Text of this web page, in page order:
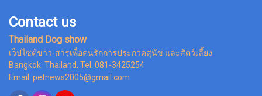
Contact us
Thailand Dog show
เว็ปไซต์ข่าว-สารเพื่อคนรักการประกวดสุนัข และสัตว์เลี้ยง
Bangkok Thailand, Tel. 081-3425254
Email: petnews2005@gmail.com